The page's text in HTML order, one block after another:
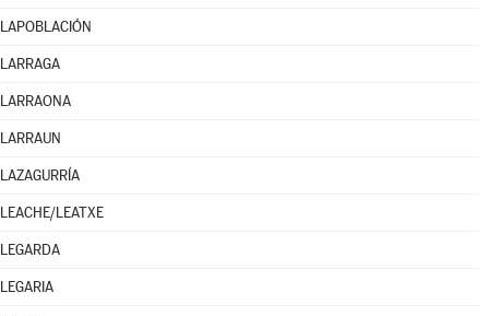
LAPOBLACIÓN
LARRAGA
LARRAONA
LARRAUN
LAZAGURRÍA
LEACHE/LEATXE
LEGARDA
LEGARIA